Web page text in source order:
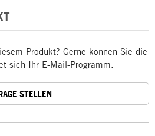
Produkt? Gerne können Sie die
sich Ihr E-Mail-Programm.
STELLEN